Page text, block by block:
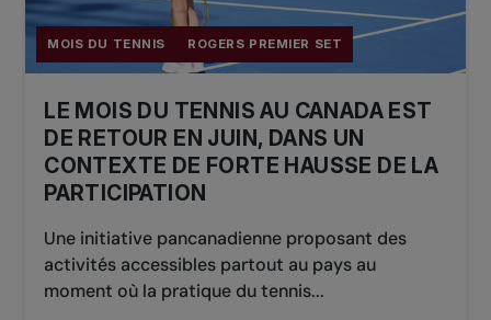
MOIS DU TENNIS ROGERS PREMIER SET
LE MOIS DU TENNIS AU CANADA EST
DE RETOUR EN JUIN, DANS UN
CONTEXTE DE FORTE HAUSSE DE LA
PARTICIPATION
Une initiative pancanadienne proposant des
activités accessibles partout au pays au
moment où la pratique du tennis...